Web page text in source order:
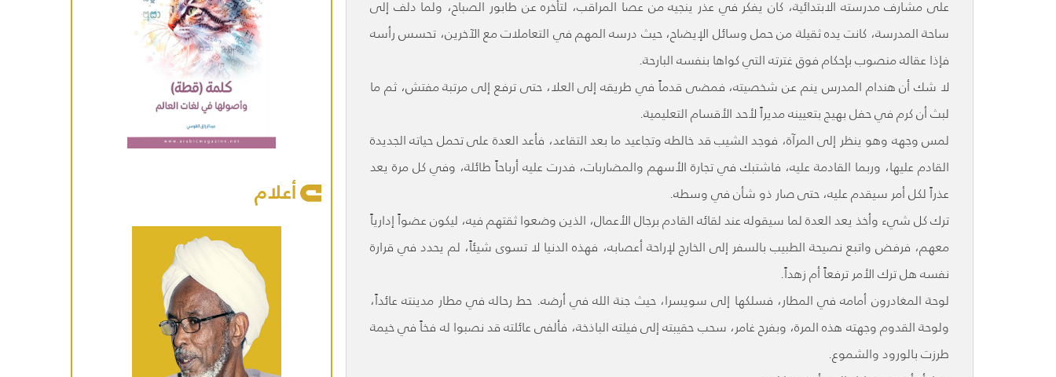
على مشارف مدرسته الابتدائية، كان يفكر في عذر ينجيه من عصا المراقب، لتأخره عن طابور الصباح، ولما دلف إلى
ساحة المدرسة، كانت يده ثقيلة من حمل وسائل الإيضاح، حيث درسه المهم في التعاملات مع الآخرين، تحسس رأسه
فإذا عقاله منصوب بإحكام فوق غترته التي كواها بنفسه البارحة.
لا شك أن هندام المدرس ينم عن شخصيته، فمضى قدماً في طريقه إلى العلا، حتى ترفع إلى مرتبة مفتش، ثم ما
لبث أن كرم في حفل بهيج بتعيينه مديراً لأحد الأقسام التعليمية.
لمس وجهه وهو ينظر إلى المرآة، فوجد الشيب قد خالطه وتجاعيد ما بعد التقاعد، فأعد العدة على تحمل حياته الجديدة
القادم عليها، وربما القادمة عليه، فاشتبك في تجارة الأسهم والمضاربات، فدرت عليه أرباحاً طائلة، وفي كل مرة يعد
عذراً لكل أمر سيقدم عليه، حتى صار ذو شأن في وسطه.
ترك كل شيء وأخذ يعد العدة لما سيقوله عند لقائه القادم برجال الأعمال، الذين وضعوا ثقتهم فيه، ليكون عضواً إدارياً
معهم، فرفض واتبع نصيحة الطبيب بالسفر إلى الخارج لإراحة أعصابه، فهذه الدنيا لا تسوى شيئاً، لم يحدد في قرارة
نفسه هل ترك الأمر ترفعاً أم زهداً.
لوحة المغادرون أمامه في المطار، فسلكها إلى سويسرا، حيث جنة الله في أرضه. حط رحاله في مطار مدينته عائداً،
ولوحة القدوم وجهته هذه المرة، وبفرح غامر، سحب حقيبته إلى فيلته الباذخة، فألفى عائلته قد نصبوا له فخاً في خيمة
طرزت بالورود والشموع.
أعلام